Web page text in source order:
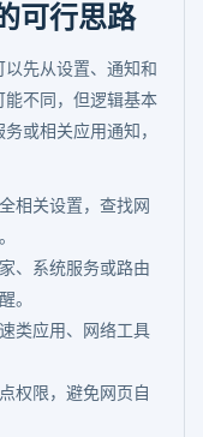
可行思路
先从设置、通知和
不同，但逻辑基本
或相关应用通知，
相关设置，查找网
、系统服务或路由
。
类应用、网络工具
权限，避免网页自